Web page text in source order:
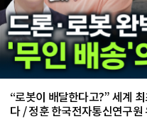
“로봇이 배달한다고?” 세계
다 / 정훈 한국전자통신연구